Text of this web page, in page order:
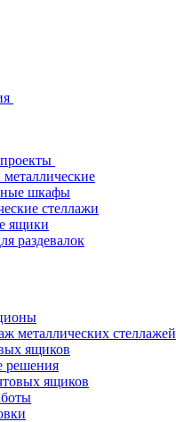
металлические
шкафы
стеллажи
ящики
раздевалок
металлических стеллажей
ящиков
решения
ящиков